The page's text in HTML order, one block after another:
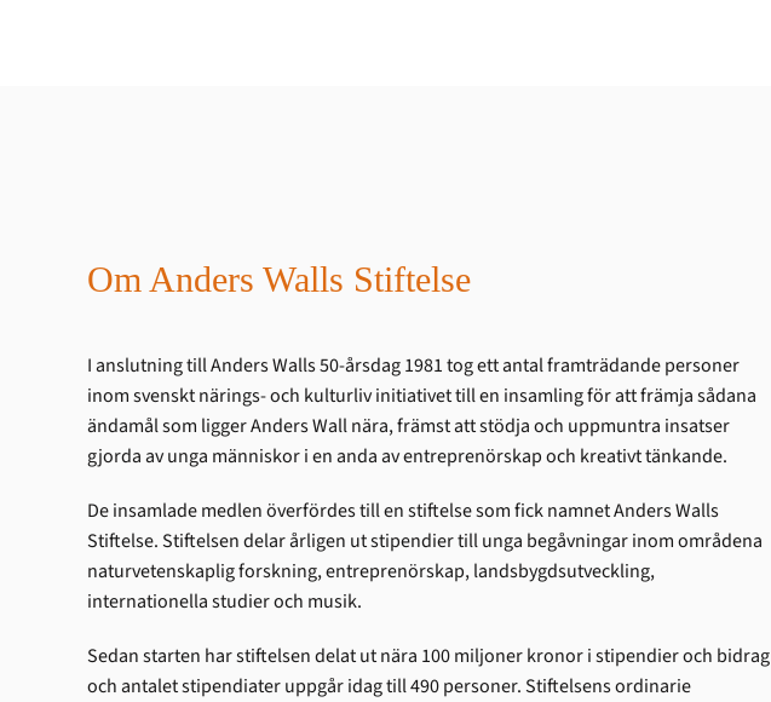
Om Anders Walls Stiftelse
I anslutning till Anders Walls 50-årsdag 1981 tog ett antal framträdande personer
inom svenskt närings- och kulturliv initiativet till en insamling för att främja sådana
ändamål som ligger Anders Wall nära, främst att stödja och uppmuntra insatser
gjorda av unga människor i en anda av entreprenörskap och kreativt tänkande.
De insamlade medlen överfördes till en stiftelse som fick namnet Anders Walls
Stiftelse. Stiftelsen delar årligen ut stipendier till unga begåvningar inom områdena
naturvetenskaplig forskning, entreprenörskap, landsbygdsutveckling,
internationella studier och musik.
Sedan starten har stiftelsen delat ut nära 100 miljoner kronor i stipendier och bidrag
och antalet stipendiater uppgår idag till 490 personer. Stiftelsens ordinarie